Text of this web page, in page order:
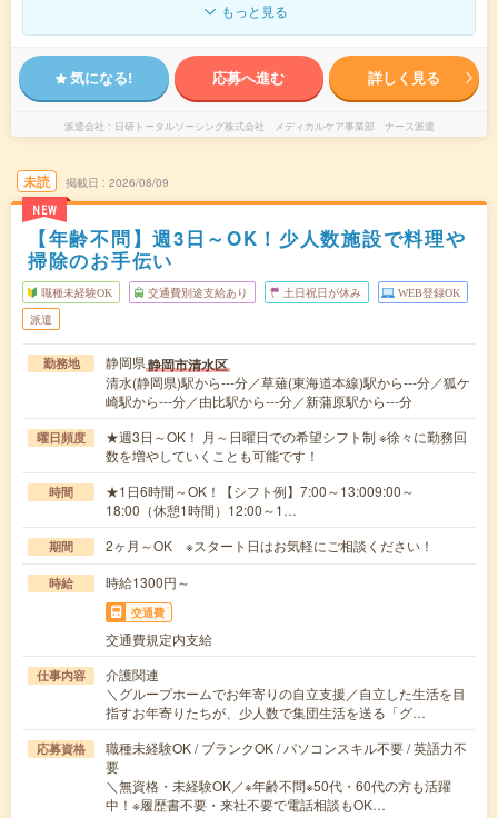
もっと見る
気になる! 応募へ進む 詳しく見る
派遣会社 日研トータルソーシング株式会社 メディカルケア事業部 ナース派遣
未読
NEW
掲載日 2026/08/09
【年齢不問】週3日～OK！少人数施設で料理や
掃除のお手伝い
職種未経験OK 交通費別途支給あり 土日祝日が休み WEB登録OK
派遣
勤務地 静岡県静岡市清水区
清水(静岡県)駅から---分／草薙(東海道本線)駅から---分／狐ケ
崎駅から---分／由比駅から---分／新蒲原駅から---分
曜日頻度
★週3日～OK！ 月～日曜日での希望シフト制 ※徐々に勤務回
数を増やしていくことも可能です！
時間
★1日6時間～OK！【シフト例】7:00～13:009:00～
18:00（休憩1時間）12:00～1…
期間 2ヶ月～OK ※スタート日はお気軽にご相談ください！
時給 時給1300円～
交通費
交通費規定内支給
仕事内容
介護関連
＼グループホームでお年寄りの自立支援／自立した生活を目
指すお年寄りたちが、少人数で集団生活を送る「グ…
応募資格
職種未経験OK / ブランクOK / パソコンスキル不要 / 英語力不
要
＼無資格・未経験OK／※年齢不問※50代・60代の方も活躍
中！※履歴書不要・来社不要で電話相談もOK…